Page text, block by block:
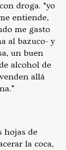
droga. “yo
entiende,
me gasto
al bazuco- y
un buen
alcohol de
allá
hojas de
la coca,